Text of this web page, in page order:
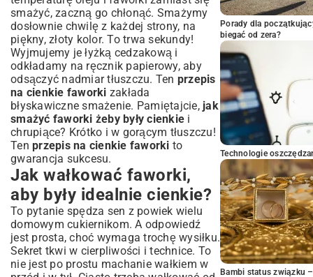
smażyć, zaczną go chłonąć. Smażymy
dosłownie chwilę z każdej strony, na
piękny, złoty kolor. To trwa sekundy!
Wyjmujemy je łyżką cedzakową i
odkładamy na ręcznik papierowy, aby
odsączyć nadmiar tłuszczu. Ten przepis
na cienkie faworki zakłada
błyskawiczne smażenie. Pamiętajcie, jak
smażyć faworki żeby były cienkie i
chrupiące? Krótko i w gorącym tłuszczu!
Ten przepis na cienkie faworki to
gwarancja sukcesu.
Jak wałkować faworki,
aby były idealnie cienkie?
To pytanie spędza sen z powiek wielu
domowym cukiernikom. A odpowiedź
jest prosta, choć wymaga trochę wysiłku.
Sekret tkwi w cierpliwości i technice. To
nie jest po prostu machanie wałkiem w
Porady dla
biegać od zera?
Technologie
Bambi status związku